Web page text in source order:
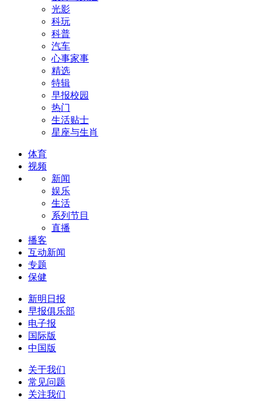
光影
科玩
科普
汽车
心事家事
精选
特辑
早报校园
热门
生活贴士
星座与生肖
体育
视频
新闻
娱乐
生活
系列节目
直播
播客
互动新闻
专题
保健
新明日报
早报俱乐部
电子报
国际版
中国版
关于我们
常见问题
关注我们